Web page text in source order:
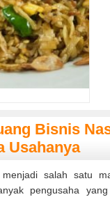
Bisnis
Usahanya
salah satu
pengusaha